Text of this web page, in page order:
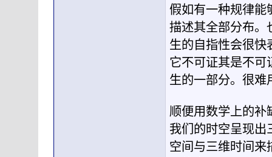
假如有一种规律能
描述其全部分布。
生的自指性会很快
它不可证其是不可
生的一部分。很难
顺便用数学上的补
我们的时空呈现出
空间与三维时间来